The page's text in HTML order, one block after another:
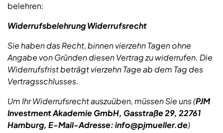
belehren:
Widerrufsbelehrung Widerrufsrecht
Sie haben das Recht, binnen vierzehn Tagen ohne
Angabe von Gründen diesen Vertrag zu widerrufen. Die
Widerrufsfrist beträgt vierzehn Tage ab dem Tag des
Vertragsschlusses.
Um Ihr Widerrufsrecht auszuüben, müssen Sie uns (PJM
Investment Akademie GmbH, Gasstraße 29, 22761
Hamburg, E-Mail-Adresse: info@pjmueller.de)